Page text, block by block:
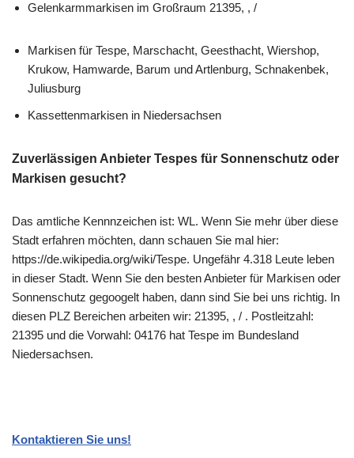
Gelenkarmmarkisen im Großraum 21395, , /
Markisen für Tespe, Marschacht, Geesthacht, Wiershop,
Krukow, Hamwarde, Barum und Artlenburg, Schnakenbek,
Juliusburg
Kassettenmarkisen in Niedersachsen
Zuverlässigen Anbieter Tespes für Sonnenschutz oder
Markisen gesucht?
Das amtliche Kennnzeichen ist: WL. Wenn Sie mehr über diese
Stadt erfahren möchten, dann schauen Sie mal hier:
https://de.wikipedia.org/wiki/Tespe. Ungefähr 4.318 Leute leben
in dieser Stadt. Wenn Sie den besten Anbieter für Markisen oder
Sonnenschutz gegoogelt haben, dann sind Sie bei uns richtig. In
diesen PLZ Bereichen arbeiten wir: 21395, , / . Postleitzahl:
21395 und die Vorwahl: 04176 hat Tespe im Bundesland
Niedersachsen.
Kontaktieren Sie uns!